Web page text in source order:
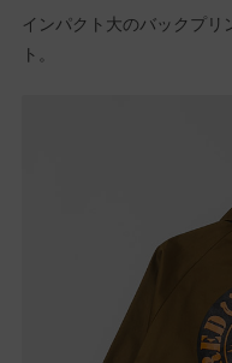
インパクト大のバックプリ
ト。